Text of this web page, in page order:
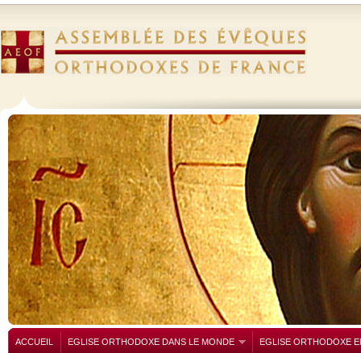
ACCUEIL EGLISE ORTHODOXE DANS LE MONDE EGLISE ORTHODOXE